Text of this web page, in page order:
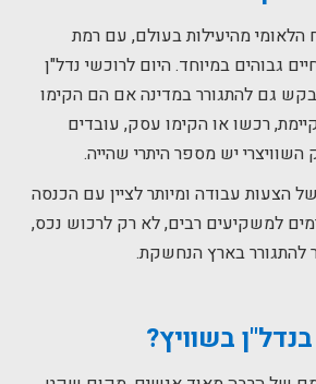
הלאומי מהיעילות בעולם, עם רמת
גבוהים במיוחד. היום לרוכשי נדל"ן
גם להתגורר במדינה אם הם הקימו
רכשו או הקימו עסק, עובדים
השוויצרי יש מספר היתרי שהייה.
הצעות עבודה ומיותר לציין עם הכנסה
למשקיעים רבים, לא רק לרכוש נכס,
להתגורר בארץ הנחשקת.
בשוויץ?